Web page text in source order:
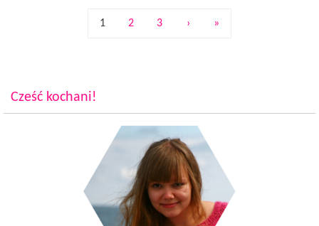
1 2 3 › »
Cześć kochani!